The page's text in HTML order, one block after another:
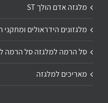
מלגזה אדם הולך ST
מלגזונים הידראולים ומתקני
סל הרמה למלגזה סל הרמה
מאריכים למלגזה